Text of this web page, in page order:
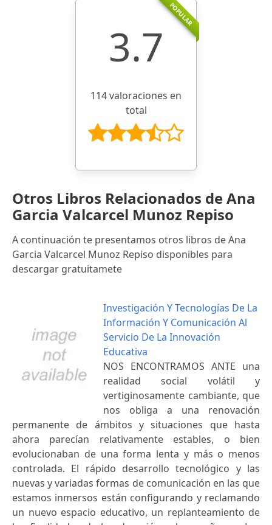
POPULAR
3.7
114 valoraciones en
total
Otros Libros Relacionados de Ana
Garcia Valcarcel Munoz Repiso
A continuación te presentamos otros libros de Ana
Garcia Valcarcel Munoz Repiso disponibles para
descargar gratuitamete
Investigación Y Tecnologías De La
Información Y Comunicación Al
Servicio De La Innovación
Educativa
NOS ENCONTRAMOS ANTE una
realidad social volátil y
vertiginosamente cambiante, que
nos obliga a una renovación
permanente de ámbitos y situaciones que hasta
ahora parecían relativamente estables, o bien
evolucionaban de una forma lenta y más o menos
controlada. El rápido desarrollo tecnológico y las
nuevas y variadas formas de comunicación en las que
estamos inmersos están configurando y reclamando
un nuevo espacio educativo, un replanteamiento de